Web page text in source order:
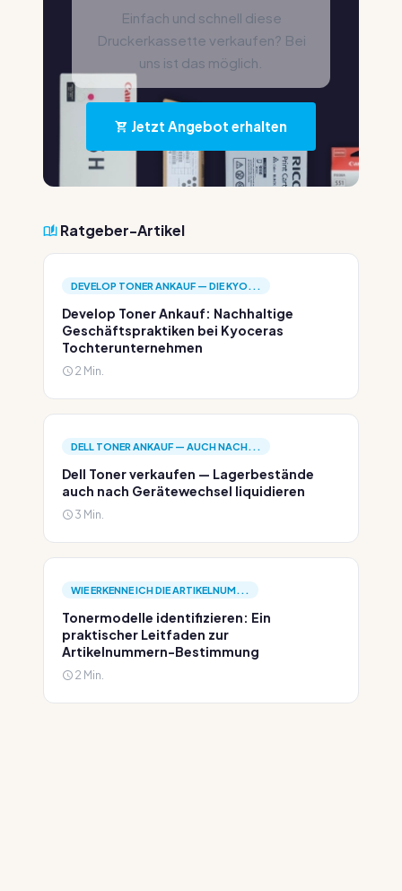
Einfach und schnell diese
Druckerkassette verkaufen? Bei
uns ist das möglich.
Jetzt Angebot erhalten
Ratgeber-Artikel
DEVELOP TONER ANKAUF — DIE KYO...
Develop Toner Ankauf: Nachhaltige
Geschäftspraktiken bei Kyoceras
Tochterunternehmen
2 Min.
DELL TONER ANKAUF — AUCH NACH...
Dell Toner verkaufen — Lagerbestände
auch nach Gerätewechsel liquidieren
3 Min.
WIE ERKENNE ICH DIE ARTIKELNUM...
Tonermodelle identifizieren: Ein
praktischer Leitfaden zur
Artikelnummern-Bestimmung
2 Min.